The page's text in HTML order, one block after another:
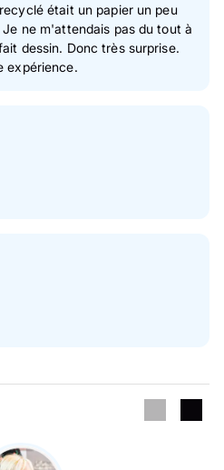
était un papier un peu
ne m'attendais pas du tout à
dessin. Donc très surprise.
expérience.